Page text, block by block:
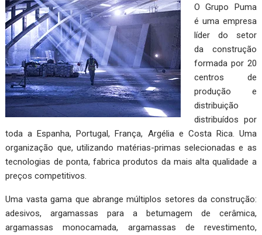
O Grupo Puma
é uma empresa
líder do setor
da construção
formada por 20
centros de
produção e
distribuição
distribuídos por
toda a Espanha, Portugal, França, Argélia e Costa Rica. Uma
organização que, utilizando matérias-primas selecionadas e as
tecnologias de ponta, fabrica produtos da mais alta qualidade a
preços competitivos.
Uma vasta gama que abrange múltiplos setores da construção:
adesivos, argamassas para a betumagem de cerâmica,
argamassas monocamada, argamassas de revestimento,